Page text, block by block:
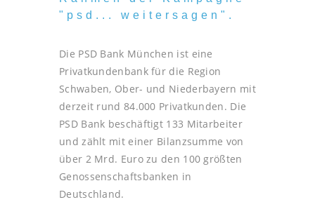
"psd... weitersagen".
Die PSD Bank München ist eine
Privatkundenbank für die Region
Schwaben, Ober- und Niederbayern mit
derzeit rund 84.000 Privatkunden. Die
PSD Bank beschäftigt 133 Mitarbeiter
und zählt mit einer Bilanzsumme von
über 2 Mrd. Euro zu den 100 größten
Genossenschaftsbanken in
Deutschland.